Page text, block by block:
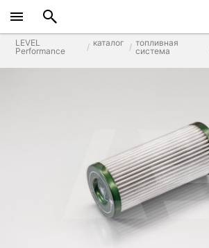
LEVEL
Performance
каталог
топливная
система